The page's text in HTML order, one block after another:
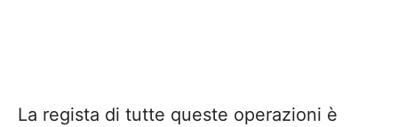
La regista di tutte queste operazioni è